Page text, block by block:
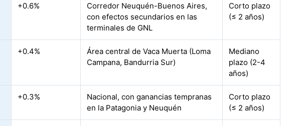
+0.6%
Corredor Neuquén-Buenos Aires,
con efectos secundarios en las
terminales de GNL
Corto plazo
(≤ 2 años)
+0.4%
Área central de Vaca Muerta (Loma
Campana, Bandurria Sur)
Mediano
plazo (2-4
años)
+0.3%
Nacional, con ganancias tempranas
en la Patagonia y Neuquén
Corto plazo
(≤ 2 años)